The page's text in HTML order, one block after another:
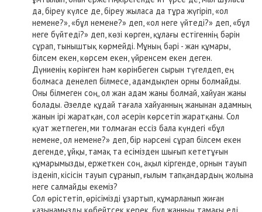
да, біреу күлсе де, біреу жыласа да тұра жүгіріп, «ол
немене?», «бұл немене?» деп, «ол неге үйтеді?» деп, «бұл
неге бүйтеді?» деп, көзі көрген, құлағы естігеннің бәрін
сұрап, тыныштық көрмейді. Мұның бәрі - жан құмары,
білсем екен, көрсем екен, үйренсем екен деген.
Дүниенің көрінген һәм көрінбеген сырын түгелдеп, ең
болмаса денелеп білмесе, адамдықпен орны болмайды.
Оны білмеген соң, ол жан адам жаны болмай, хайуан жаны
болады. Әзелде құдай тағала хайуанның жанынан адамның
жанын ірі жаратқан, сол әсерін көрсетіп жаратқаны. Сол
қуат жетпеген, ми толмаған ессіз бала күндегі «бұл
немене, ол немене?» деп, бір нәрсені сұрап білсем екен
дегенде, ұйқы, тамақ та есімізден шығып кететұғын
құмарымызды, ержеткен соң, ақыл кіргенде, орнын тауып
ізденіп, кісісін тауып сұранып, ғылым тапқандардың жолына
неге салмайды екеміз?
Сол өрістетіп, өрісімізді ұзартып, құмарланып жиған